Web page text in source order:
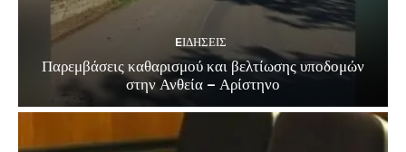
EΙΔΗΣΕΙΣ
Παρεμβάσεις καθαρισμού και βελτίωσης υποδομών
στην Ανθεία – Αρίστηνο